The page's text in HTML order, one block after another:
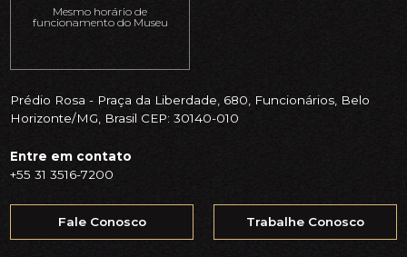
Mesmo horário de
funcionamento do Museu
Prédio Rosa - Praça da Liberdade, 680, Funcionários, Belo
Horizonte/MG, Brasil CEP: 30140-010
Entre em contato
+55 31 3516-7200
Fale Conosco Trabalhe Conosco